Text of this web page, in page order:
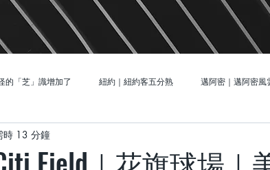
的「芝」識增加了 紐約｜紐約客五分熟 邁阿密｜邁阿密風
「密密」
時 13 分鐘